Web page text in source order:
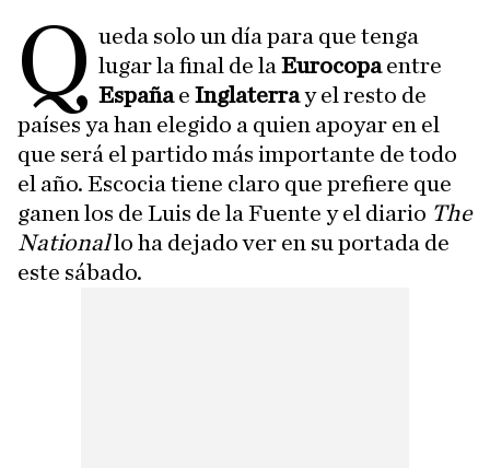
Q ueda solo un día para que tenga
lugar la final de laEurocopaentre
EspañaeInglaterray el resto de
países ya han elegido a quien apoyar en el
que será el partido más importante de todo
el año. Escocia tiene claro que prefiere que
ganen los de Luis de la Fuente y el diario The
Nationallo ha dejado ver en su portada de
este sábado.